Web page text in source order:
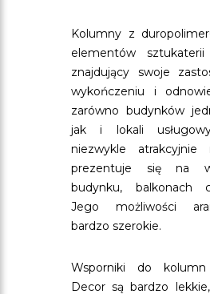
Kolumny z
elementów sztukaterii
znajdujący swoje
wykończeniu i
zarówno budynków
jak i lokali
niezwykle
prezentuje się na
budynku, balkonach
Jego możliwości
bardzo szerokie.
Wsporniki do
Decor są bardzo